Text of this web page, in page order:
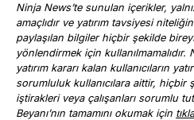
Ninja News’te sunulan içerikler,
amaçlıdır ve yatırım tavsiyesi
paylaşılan bilgiler hiçbir şekilde
yönlendirmek için
yatırım kararı kalan kullanıcıların
sorumluluk kullanıcılara aittir, hiçbir
iştirakleri veya çalışanları sorumlu
Beyanı’nın tamamını okumak için